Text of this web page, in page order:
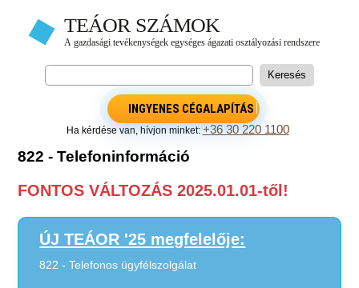
INGYENES CÉGALAPÍTÁS
Ha kérdése van, hívjon minket:+36 30 220 1100
822 - Telefoninformáció
FONTOS VÁLTOZÁS 2025.01.01-től!
ÚJ TEÁOR '25 megfelelője:
822 - Telefonos ügyfélszolgálat